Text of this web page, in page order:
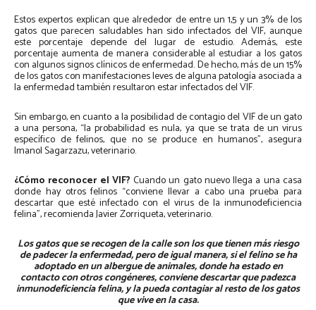
Estos expertos explican que alrededor de entre un 1,5 y un 3% de los
gatos que parecen saludables han sido infectados del VIF, aunque
este porcentaje depende del lugar de estudio. Además, este
porcentaje aumenta de manera considerable al estudiar a los gatos
con algunos signos clínicos de enfermedad. De hecho, más de un 15%
de los gatos con manifestaciones leves de alguna patología asociada a
la enfermedad también resultaron estar infectados del VIF.
Sin embargo, en cuanto a la posibilidad de contagio del VIF de un gato
a una persona, “la probabilidad es nula, ya que se trata de un virus
específico de felinos, que no se produce en humanos”, asegura
Imanol Sagarzazu, veterinario.
¿Cómo reconocer el VIF?Cuando un gato nuevo llega a una casa
donde hay otros felinos “conviene llevar a cabo una prueba para
descartar que esté infectado con el virus de la inmunodeficiencia
felina”, recomienda Javier Zorriqueta, veterinario.
Los gatos que se recogen de la calle son los que tienen más riesgo
de padecer la enfermedad, pero de igual manera, si el felino se ha
adoptado en un albergue de animales, donde ha estado en
contacto con otros congéneres, conviene descartar que padezca
inmunodeficiencia felina, y la pueda contagiar al resto de los gatos
que vive en la casa.